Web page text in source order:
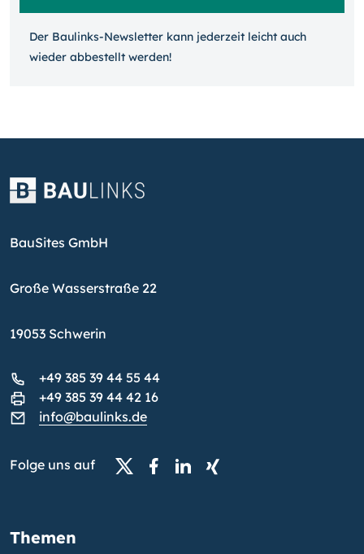
Der Baulinks-Newsletter kann jeder­zeit leicht auch
wieder ab­bestellt werden!
BauSites GmbH
Große Wasserstraße 22
19053 Schwerin
+49 385 39 44 55 44
+49 385 39 44 42 16
info@baulinks.de
Folge uns auf
Themen